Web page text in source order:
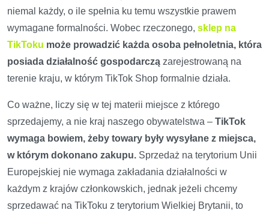
niemal każdy, o ile spełnia ku temu wszystkie prawem
wymagane formalności. Wobec rzeczonego, sklep na
TikToku może prowadzić każda osoba pełnoletnia, która
posiada działalność gospodarczą zarejestrowaną na
terenie kraju, w którym TikTok Shop formalnie działa.
Co ważne, liczy się w tej materii miejsce z którego
sprzedajemy, a nie kraj naszego obywatelstwa – TikTok
wymaga bowiem, żeby towary były wysyłane z miejsca,
w którym dokonano zakupu. Sprzedaż na terytorium Unii
Europejskiej nie wymaga zakładania działalności w
każdym z krajów członkowskich, jednak jeżeli chcemy
sprzedawać na TikToku z terytorium Wielkiej Brytanii, to